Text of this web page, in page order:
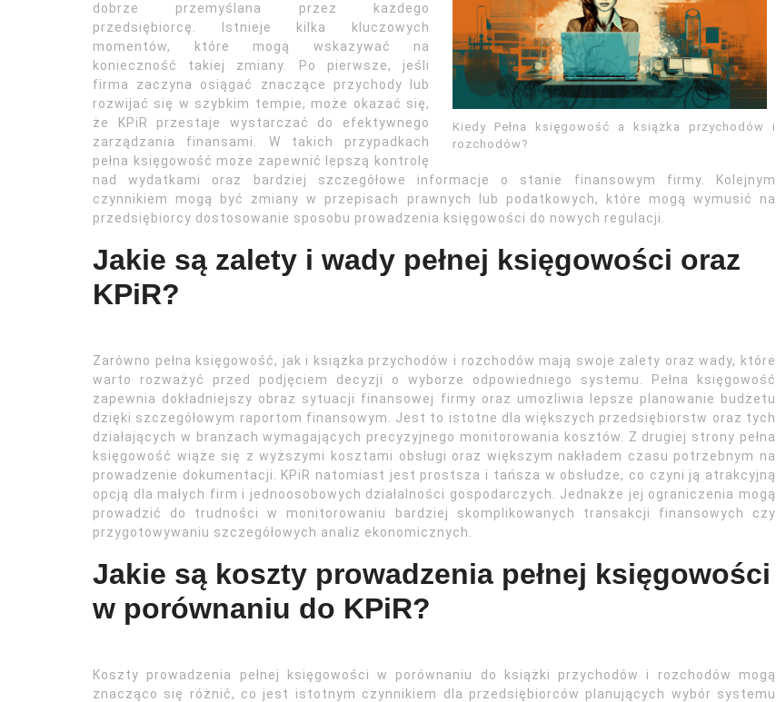
Kiedy Pełna księgowość a książka przychodów i
rozchodów?
dobrze przemyślana przez każdego
przedsiębiorcę. Istnieje kilka kluczowych
momentów, które mogą wskazywać na
konieczność takiej zmiany. Po pierwsze, jeśli
firma zaczyna osiągać znaczące przychody lub
rozwijać się w szybkim tempie, może okazać się,
że KPiR przestaje wystarczać do efektywnego
zarządzania finansami. W takich przypadkach
pełna księgowość może zapewnić lepszą kontrolę
nad wydatkami oraz bardziej szczegółowe informacje o stanie finansowym firmy. Kolejnym
czynnikiem mogą być zmiany w przepisach prawnych lub podatkowych, które mogą wymusić na
przedsiębiorcy dostosowanie sposobu prowadzenia księgowości do nowych regulacji.
Jakie są zalety i wady pełnej księgowości oraz
KPiR?
Zarówno pełna księgowość, jak i książka przychodów i rozchodów mają swoje zalety oraz wady, które
warto rozważyć przed podjęciem decyzji o wyborze odpowiedniego systemu. Pełna księgowość
zapewnia dokładniejszy obraz sytuacji finansowej firmy oraz umożliwia lepsze planowanie budżetu
dzięki szczegółowym raportom finansowym. Jest to istotne dla większych przedsiębiorstw oraz tych
działających w branżach wymagających precyzyjnego monitorowania kosztów. Z drugiej strony pełna
księgowość wiąże się z wyższymi kosztami obsługi oraz większym nakładem czasu potrzebnym na
prowadzenie dokumentacji. KPiR natomiast jest prostsza i tańsza w obsłudze, co czyni ją atrakcyjną
opcją dla małych firm i jednoosobowych działalności gospodarczych. Jednakże jej ograniczenia mogą
prowadzić do trudności w monitorowaniu bardziej skomplikowanych transakcji finansowych czy
przygotowywaniu szczegółowych analiz ekonomicznych.
Jakie są koszty prowadzenia pełnej księgowości
w porównaniu do KPiR?
Koszty prowadzenia pełnej księgowości w porównaniu do książki przychodów i rozchodów mogą
znacząco się różnić, co jest istotnym czynnikiem dla przedsiębiorców planujących wybór systemu